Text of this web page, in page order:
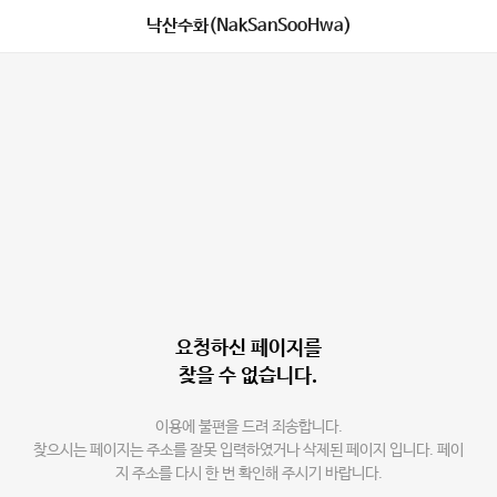
낙산수화(NakSanSooHwa)
요청하신 페이지를
찾을 수 없습니다.
이용에 불편을 드려 죄송합니다.
찾으시는 페이지는 주소를 잘못 입력하였거나 삭제된 페이지 입니다. 페이
지 주소를 다시 한 번 확인해 주시기 바랍니다.